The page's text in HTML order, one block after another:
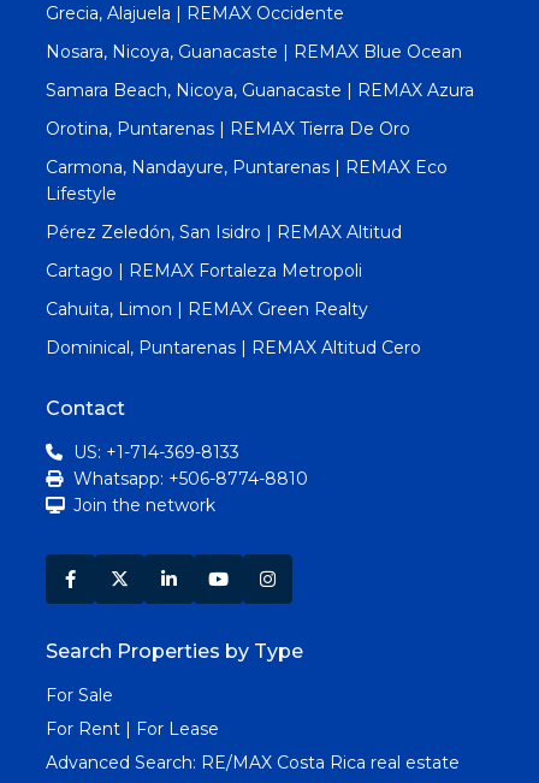
Grecia, Alajuela | REMAX Occidente
Nosara, Nicoya, Guanacaste | REMAX Blue Ocean
Samara Beach, Nicoya, Guanacaste | REMAX Azura
Orotina, Puntarenas | REMAX Tierra De Oro
Carmona, Nandayure, Puntarenas | REMAX Eco
Lifestyle
Pérez Zeledón, San Isidro | REMAX Altitud
Cartago | REMAX Fortaleza Metropoli
Cahuita, Limon | REMAX Green Realty
Dominical, Puntarenas | REMAX Altitud Cero
Contact
US: +1-714-369-8133
Whatsapp: +506-8774-8810
Join the network
Search Properties by Type
For Sale
For Rent | For Lease
Advanced Search: RE/MAX Costa Rica real estate